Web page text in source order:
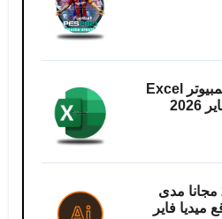
تحميل برنامج اكسل للكمبيوتر​ Excel
تحميل اليستريتور 2020 مجانا مدى
ميديا فاير